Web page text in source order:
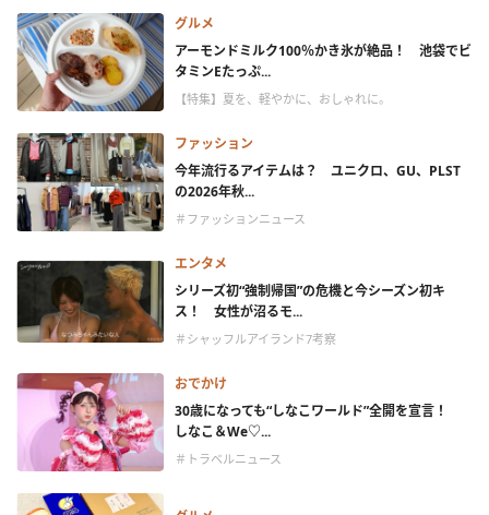
グルメ
アーモンドミルク100％かき氷が絶品！ 池袋でビ
タミンEたっぷ...
【特集】夏を、軽やかに、おしゃれに。
ファッション
今年流行るアイテムは？ ユニクロ、GU、PLST
の2026年秋...
＃ファッションニュース
エンタメ
シリーズ初“強制帰国”の危機と今シーズン初キ
ス！ 女性が沼るモ...
＃シャッフルアイランド7考察
おでかけ
30歳になっても“しなこワールド”全開を宣言！
しなこ＆We♡...
＃トラベルニュース